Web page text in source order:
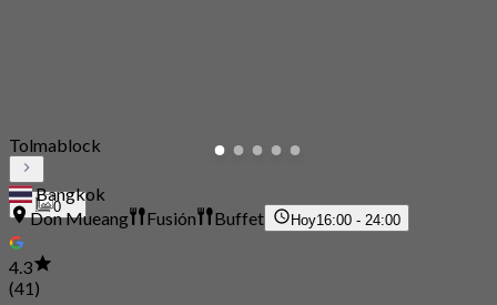
0
Tolmablock
Bangkok
Don Mueang
Fusión Buffet Hoy16:00 - 24:00
4.3
(41)